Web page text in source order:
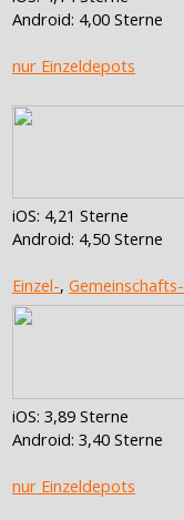
Android: 4,00 Sterne
nur Einzeldepots
iOS: 4,21 Sterne
Android: 4,50 Sterne
Einzel-, Gemeinschafts-
iOS: 3,89 Sterne
Android: 3,40 Sterne
nur Einzeldepots